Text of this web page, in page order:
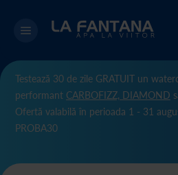
Testează 30 de zile GRATUIT un
performant CARBOFIZZ, DIAMOND
Ofertă valabilă în perioada 1 - 31
PROBA30